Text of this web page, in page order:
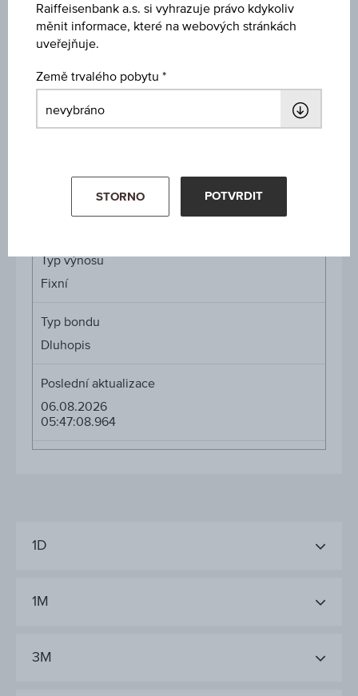
Den splatnosti
19.09.2035
Nákup
-0,03 %
Typ výnosu
Fixní
Typ bondu
Dluhopis
Poslední aktualizace
06.08.2026
05:47:08.964
1D
1M
3M
Raiffeisenbank a.s. si vyhrazuje právo kdykoliv
měnit informace, které na webových stránkách
uveřejňuje.
Země trvalého pobytu
STORNO POTVRDIT